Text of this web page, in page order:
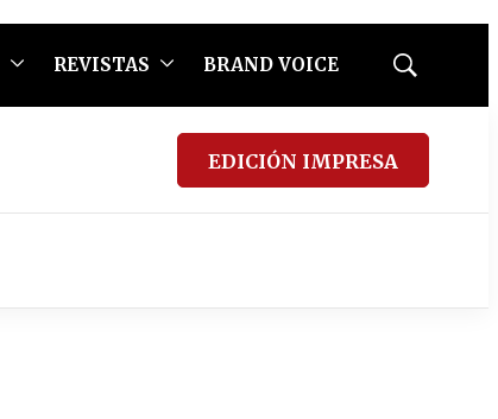
REVISTAS BRAND VOICE
Mostrar
EDICIÓN IMPRESA